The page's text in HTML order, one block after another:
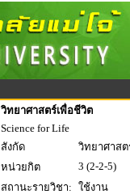
วิทยาศาสตร์เพื่อชีวิต
Science for Life
สังกัด
วิทยาศาส
หน่วยกิต
3 (2-2-5)
สถานะรายวิชา: ใช้งาน